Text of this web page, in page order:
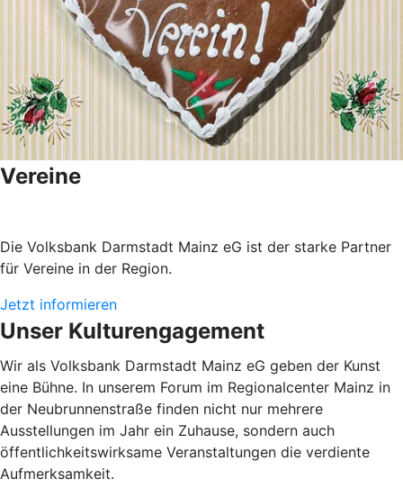
Vereine
Die Volksbank Darmstadt Mainz eG ist der starke Partner
für Vereine in der Region.
Jetzt informieren
Unser Kulturengagement
Wir als Volksbank Darmstadt Mainz eG geben der Kunst
eine Bühne. In unserem Forum im Regionalcenter Mainz in
der Neubrunnenstraße finden nicht nur mehrere
Ausstellungen im Jahr ein Zuhause, sondern auch
öffentlichkeitswirksame Veranstaltungen die verdiente
Aufmerksamkeit.